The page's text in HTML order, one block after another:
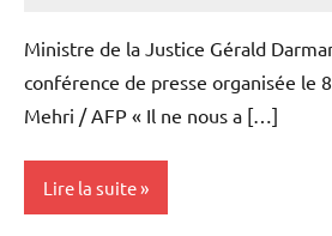
Ministre de la Justice Gérald
conférence de presse organisée le
Mehri / AFP « Il ne nous a […]
Lire la suite